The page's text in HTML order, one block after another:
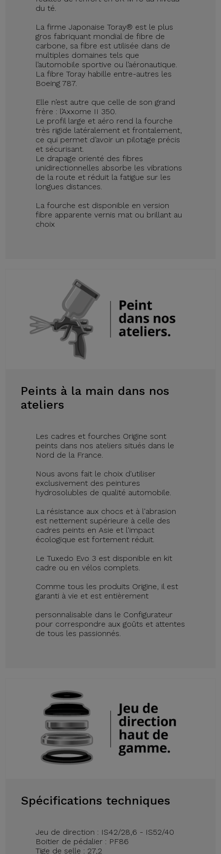
du té.
La firme Japonaise Toray® est le plus
gros fabriquant mondial de fibre de
carbone, sa fibre est utilisée dans de
multiples domaines tels que
l’automobile sportive ou l’aéronautique.
La fibre Toray habille entre-autres les
Boeing 787.
Elle n’est autre que celle de son grand
frère : l’Axxome II 350.
Le profil large et aéro rend la fourche
très rigide latéralement et frontalement,
ce qui permet d’avoir un pilotage précis
et sécurisant.
Le drapage orienté des fibres
unidirectionnelles absorbe les vibrations
de la route et réduit la fatigue sur les
longues distances.
La fourche est disponible en version
fibre apparente vernis mat ou brillant au
choix
Peints à la main dans nos
ateliers
Les cadres et fourches Origine sont
peints dans nos ateliers situés dans le
Nord de la France.
Nous avons fait le choix d'utiliser
exclusivement des peintures
hydrosolubles de qualité automobile.
La résistance aux chocs et à l'abrasion
est nettement supérieure à celle des
cadres peints en Asie et l'impact
écologique est fortement réduit.
Le Tuxedo Evo 3 est disponible en kit
cadre ou en vélos complets.
Comme tous les produits Origine, il est
garanti à vie et est entièrement
personnalisable dans le Configurateur
pour correspondre aux goûts et attentes
de tous les passionnés.
Spécifications techniques
Jeu de direction : IS42/28,6 - IS52/40
Boitier de pédalier : PF86
Tige de selle : 27,2